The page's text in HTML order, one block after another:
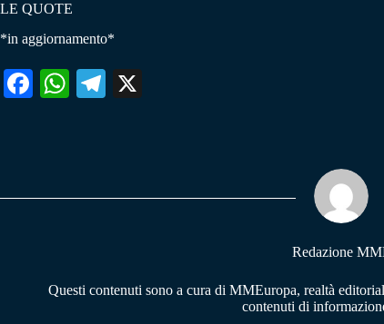
LE QUOTE
*in aggiornamento*
Fa W
pp
Te
m
Redazione
Questi contenuti sono a cura di MMEuropa, realtà
contenuti di